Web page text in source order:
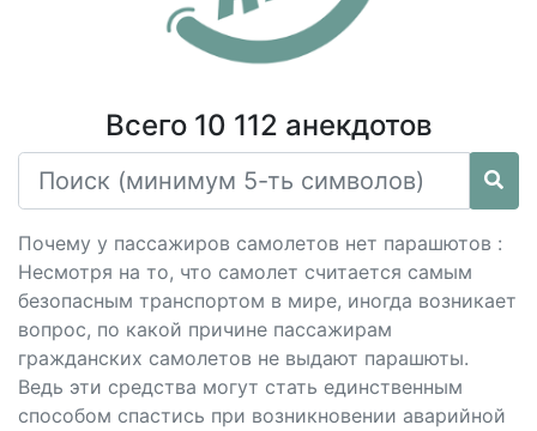
Всего 10 112 анекдотов
Почему у пассажиров самолетов нет парашютов :
Несмотря на то, что самолет считается самым
безопасным транспортом в мире, иногда возникает
вопрос, по какой причине пассажирам
гражданских самолетов не выдают парашюты.
Ведь эти средства могут стать единственным
способом спастись при возникновении аварийной